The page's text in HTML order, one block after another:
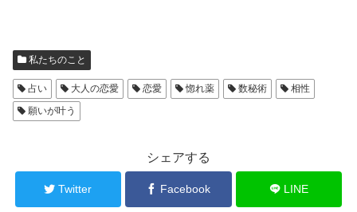
私たちのこと
占い 大人の恋愛 恋愛 惚れ薬 数秘術
相性
願いが叶う
シェアする
Twitter Facebook LINE